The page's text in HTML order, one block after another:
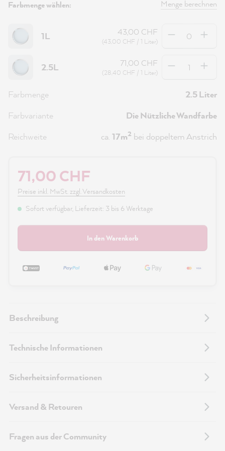
Farbmenge wählen: Menge berechnen
1L 43,00 CHF
(43,00 CHF / 1 Liter)
2.5L 71,00 CHF
(28,40 CHF / 1 Liter)
Farbmenge
2.5 Liter
Farbvariante
Die Nützliche Wandfarbe
Reichweite
ca. 17m2 bei doppeltem Anstrich
71,00 CHF
Preise inkl. MwSt. zzgl. Versandkosten
Sofort verfügbar, Lieferzeit: 3 bis 6 Werktage
In den Warenkorb
Beschreibung
Technische Informationen
Sicherheitsinformationen
Versand & Retouren
Fragen aus der Community